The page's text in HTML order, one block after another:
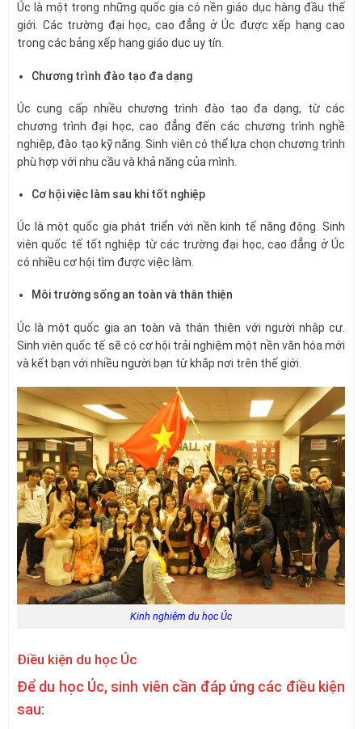
Úc là một trong những quốc gia có nền giáo dục hàng đầu thế
giới. Các trường đại học, cao đẳng ở Úc được xếp hạng cao
trong các bảng xếp hạng giáo dục uy tín.
Chương trình đào tạo đa dạng
Úc cung cấp nhiều chương trình đào tạo đa dạng, từ các
chương trình đại học, cao đẳng đến các chương trình nghề
nghiệp, đào tạo kỹ năng. Sinh viên có thể lựa chọn chương trình
phù hợp với nhu cầu và khả năng của mình.
Cơ hội việc làm sau khi tốt nghiệp
Úc là một quốc gia phát triển với nền kinh tế năng động. Sinh
viên quốc tế tốt nghiệp từ các trường đại học, cao đẳng ở Úc
có nhiều cơ hội tìm được việc làm.
Môi trường sống an toàn và thân thiện
Úc là một quốc gia an toàn và thân thiện với người nhập cư.
Sinh viên quốc tế sẽ có cơ hội trải nghiệm một nền văn hóa mới
và kết bạn với nhiều người bạn từ khắp nơi trên thế giới.
Kinh nghiệm du học Úc
Điều kiện du học Úc
Để du học Úc, sinh viên cần đáp ứng các điều kiện
sau: